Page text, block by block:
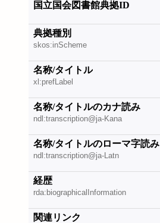
国立国会図書館典拠ID
典拠種別
skos:inScheme
名称/タイトル
xl:prefLabel
名称/タイトルのカナ読み
ndl:transcription@ja-Kana
名称/タイトルのローマ字読み
ndl:transcription@ja-Latn
経歴
rda:biographicalInformation
関連リンク